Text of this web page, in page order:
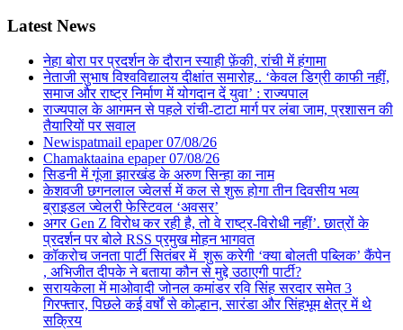
Latest News
नेहा बोरा पर प्रदर्शन के दौरान स्याही फ़ेंकी, रांची में हंगामा
नेताजी सुभाष विश्वविद्यालय दीक्षांत समारोह.. ‘केवल डिग्री काफी नहीं,
समाज और राष्ट्र निर्माण में योगदान दें युवा’ : राज्यपाल
राज्यपाल के आगमन से पहले रांची-टाटा मार्ग पर लंबा जाम, प्रशासन की
तैयारियों पर सवाल
Newispatmail epaper 07/08/26
Chamaktaaina epaper 07/08/26
सिडनी में गूंजा झारखंड के अरुण सिन्हा का नाम
केशवजी छगनलाल ज्वेलर्स में कल से शुरू होगा तीन दिवसीय भव्य
ब्राइडल ज्वेलरी फेस्टिवल ‘अवसर’
अगर Gen Z विरोध कर रही है, तो वे राष्ट्र-विरोधी नहीं’. छात्रों के
प्रदर्शन पर बोले RSS प्रमुख मोहन भागवत
कॉकरोच जनता पार्टी सितंबर में शुरू करेगी ‘क्या बोलती पब्लिक’ कैंपेन
, अभिजीत दीपके ने बताया कौन से मुद्दे उठाएगी पार्टी?
सरायकेला में माओवादी जोनल कमांडर रवि सिंह सरदार समेत 3
गिरफ्तार, पिछले कई वर्षों से कोल्हान, सारंडा और सिंहभूम क्षेत्र में थे
सक्रिय